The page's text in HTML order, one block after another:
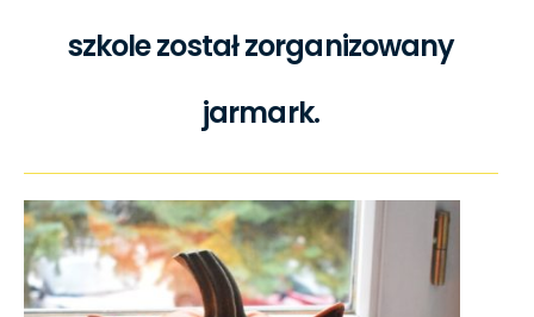
szkole został zorganizowany
jarmark.